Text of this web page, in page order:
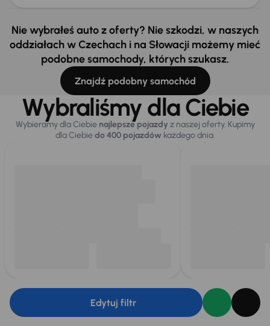
Nie wybrałeś auto z oferty? Nie szkodzi, w naszych
oddziałach w Czechach i na Słowacji możemy mieć
podobne samochody, których szukasz.
Znajdź podobny samochód
Wybraliśmy dla Ciebie
Wybieramy dla Ciebie najlepsze pojazdy z naszej oferty. Kupimy
dla Ciebiedo 400 pojazdówkażdego dnia.
Edytuj filtr